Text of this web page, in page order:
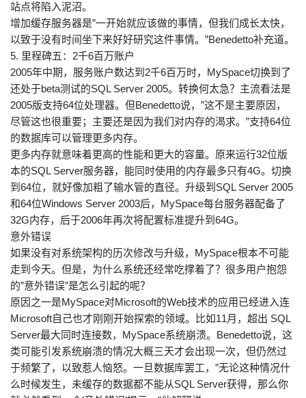
站点将陷入泥沼。
增加缓存服务器是”一开始就应该做的事情，但我们成长太快，
以致于没有时间坐下来好好研究这件事情。”Benedetto补充道。
5. 里程碑五：2千6百万账户
2005年中期，服务账户数达到2千6百万时，MySpace切换到了
还处于beta测试的SQL Server 2005。转换何太急？主流看法是
2005版支持64位处理器。但Benedetto说，”这不是主要原因，
尽管这也很重要；主要还是因为我们对内存的渴求。”支持64位
的数据库可以管理更多内存。
更多内存就意味着更高的性能和更大的容量。原来运行32位版
本的SQL Server服务器，能同时使用的内存最多只有4G。切换
到64位，就好像加粗了输水管的直径。升级到SQL Server 2005
和64位Windows Server 2003后，MySpace每台服务器配备了
32G内存，后于2006年再次将配置标准提升到64G。
意外错误
如果没有对系统架构的历次修改与升级，MySpace根本不可能
走到今天。但是，为什么系统还经常吃撑着了？很多用户抱怨
的”意外错误”是怎么引起的呢？
原因之一是MySpace对Microsoft的Web技术的应用已经进入连
Microsoft自己也才刚刚开始探索的领域。比如11月，超出 SQL
Server最大同时连接数，MySpace系统崩溃。Benedetto说，这
类可能引发系统崩溃的情况大概三天才会出现一次，但仍然过
于频繁了，以致惹人恼怒。一旦数据库罢工，”无论这种情况什
么时候发生，未缓存的数据都不能从SQL Server获得，那么你